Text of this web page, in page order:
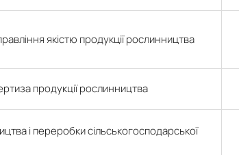
якістю продукції рослинництва
продукції рослинництва
і переробки сільськогосподарської